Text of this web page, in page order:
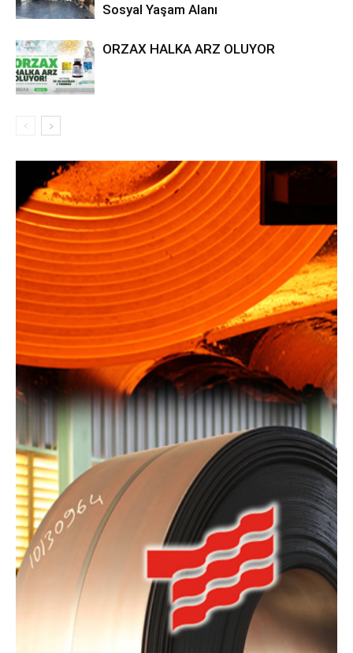
Sosyal Yaşam Alanı
ORZAX HALKA ARZ OLUYOR